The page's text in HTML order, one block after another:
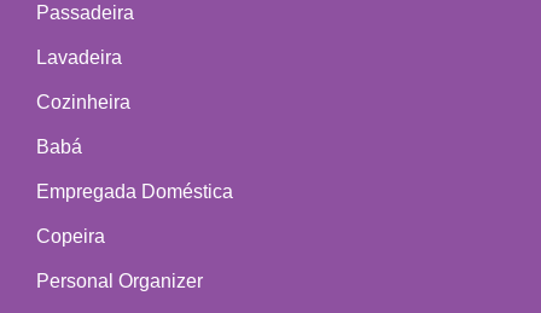
Passadeira
Lavadeira
Cozinheira
Babá
Empregada Doméstica
Copeira
Personal Organizer